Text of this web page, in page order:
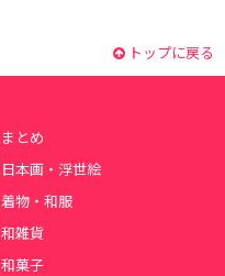
トップに戻る
まとめ
日本画・浮世絵
着物・和服
和雑貨
和菓子